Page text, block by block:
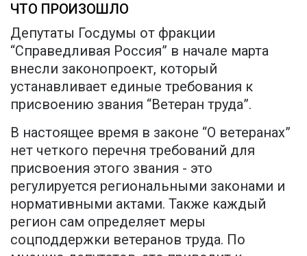
ЧТО ПРОИЗОШЛО
Депутаты Госдумы от фракции
“Справедливая Россия” в начале марта
внесли законопроект, который
устанавливает единые требования к
присвоению звания “Ветеран труда”.
В настоящее время в законе “О ветеранах”
нет четкого перечня требований для
присвоения этого звания - это
регулируется региональными законами и
нормативными актами. Также каждый
регион сам определяет меры
соцподдержки ветеранов труда. По